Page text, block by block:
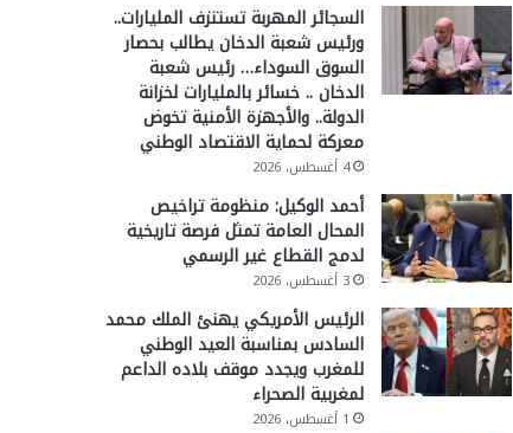
السجائر المهربة تستنزف المليارات..
ورئيس شعبة الدخان يطالب بحصار
السوق السوداء… رئيس شعبة
الدخان .. خسائر بالمليارات لخزانة
الدولة.. والأجهزة الأمنية تخوض
معركة لحماية الاقتصاد الوطني
4 أغسطس، 2026
أحمد الوكيل: منظومة تراخيص
المحال العامة تمثل فرصة تاريخية
لدمج القطاع غير الرسمي
3 أغسطس، 2026
الرئيس الأمريكي يهنئ الملك محمد
السادس بمناسبة العيد الوطني
للمغرب ويجدد موقف بلاده الداعم
لمغربية الصحراء
1 أغسطس، 2026